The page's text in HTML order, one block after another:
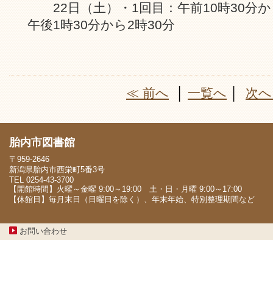
22日（土）・1回目：午前10時30分か
午後1時30分から2時30分
≪ 前へ 一覧へ 次
胎内市図書館
〒959-2646
新潟県胎内市西栄町5番3号
TEL 0254-43-3700
【開館時間】火曜～金曜 9:00～19:00 土・日・月曜 9:00～17:00
【休館日】毎月末日（日曜日を除く）、年末年始、特別整理期間など
お問い合わせ